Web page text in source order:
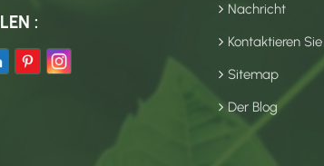
:
Nachricht
Kontaktieren
Sitemap
Der Blog